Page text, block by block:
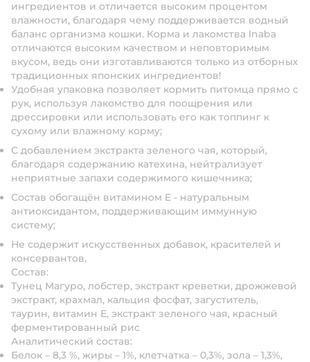
ингредиентов и отличается высоким процентом
влажности, благодаря чему поддерживается водный
баланс организма кошки. Корма и лакомства Inaba
отличаются высоким качеством и неповторимым
вкусом, ведь они изготавливаются только из отборных
традиционных японских ингредиентов!
Удобная упаковка позволяет кормить питомца прямо с
рук, используя лакомство для поощрения или
дрессировки или использовать его как топпинг к
сухому или влажному корму;
С добавлением экстракта зеленого чая, который,
благодаря содержанию катехина, нейтрализует
неприятные запахи содержимого кишечника;
Состав обогащён витамином Е - натуральным
антиоксидантом, поддерживающим иммунную
систему;
Не содержит искусственных добавок, красителей и
консервантов.
Состав:
Тунец Магуро, лобстер, экстракт креветки, дрожжевой
экстракт, крахмал, кальция фосфат, загуститель,
таурин, витамин Е, экстракт зеленого чая, красный
ферментированный рис
Аналитический состав:
Белок – 8,3 %, жиры – 1%, клетчатка – 0,3%, зола – 1,3%,